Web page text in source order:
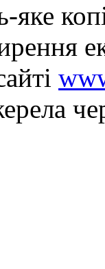
яке